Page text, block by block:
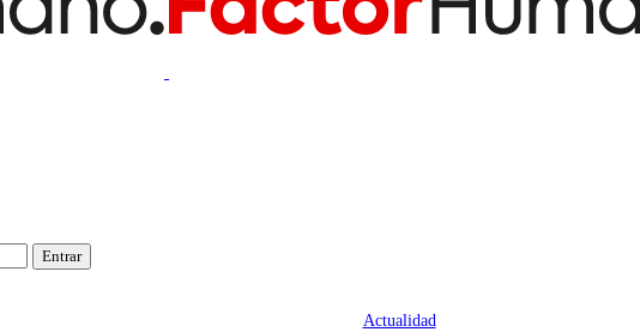
Entrar
Actualidad